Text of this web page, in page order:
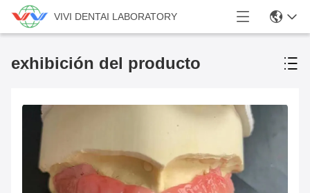
VIVI DENTAI LABORATORY
exhibición del producto